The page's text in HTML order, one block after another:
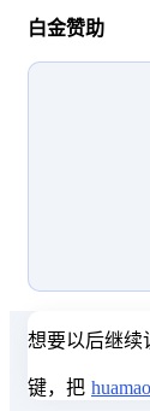
白金赞助
想要以后继续
键，把